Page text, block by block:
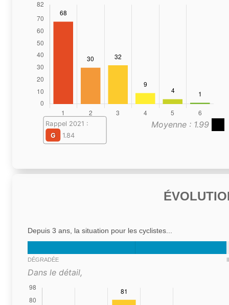
Moyenne : 1.99
Rappel 2021 :
G
1.84
Depuis 3 ans, la situation pour les cyclistes...
DÉGRADÉE
Dans le détail,